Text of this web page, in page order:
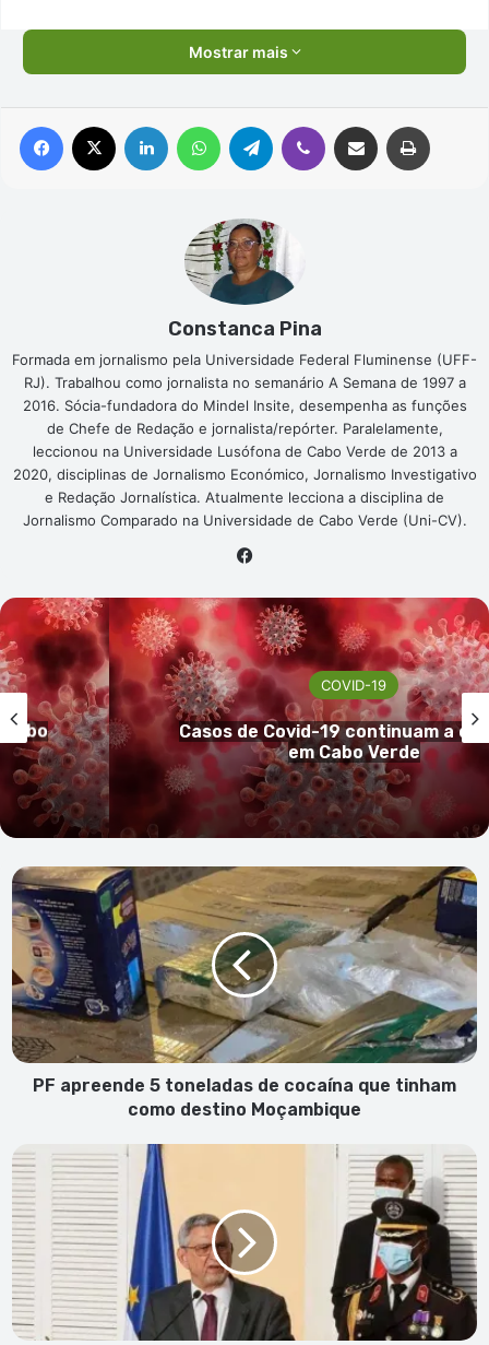
Mostrar mais
Facebook Linkedin WhatsAppTelegram Viber Compartilhar via e-mail
Constanca Pina
Formada em jornalismo pela Universidade Federal Fluminense (UFF-
RJ). Trabalhou como jornalista no semanário A Semana de 1997 a
2016. Sócia-fundadora do Mindel Insite, desempenha as funções
de Chefe de Redação e jornalista/repórter. Paralelamente,
leccionou na Universidade Lusófona de Cabo Verde de 2013 a
2020, disciplinas de Jornalismo Económico, Jornalismo Investigativo
e Redação Jornalística. Atualmente lecciona a disciplina de
Jornalismo Comparado na Universidade de Cabo Verde (Uni-CV).
COVID-19
Cabo Verde sem registo de
covid-19 nas últimas 24h
PF
apreende
5
toneladas
de
cocaína
que
tinham
como
destino
PF apreende 5 toneladas de cocaína que tinham
como destino Moçambique
JCF
nomeia
primeiro
embaixador
de
Cabo
Verde
na
Nigéria,